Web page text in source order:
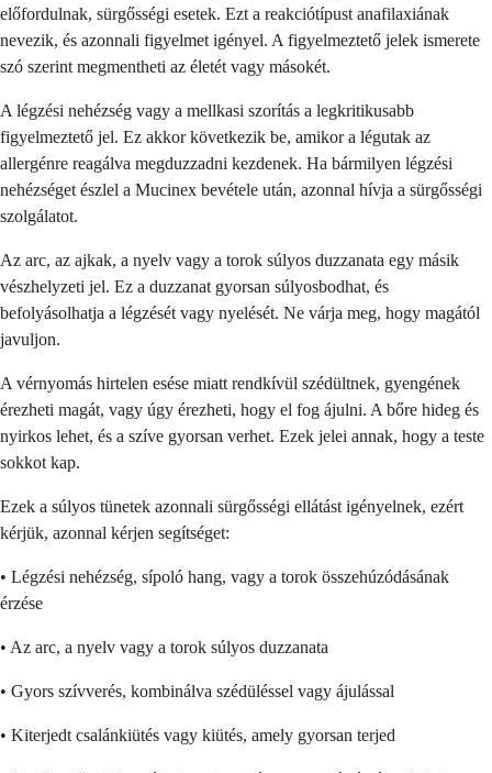
előfordulnak, sürgősségi esetek. Ezt a reakciótípust anafilaxiának
nevezik, és azonnali figyelmet igényel. A figyelmeztető jelek ismerete
szó szerint megmentheti az életét vagy másokét.
A légzési nehézség vagy a mellkasi szorítás a legkritikusabb
figyelmeztető jel. Ez akkor következik be, amikor a légutak az
allergénre reagálva megduzzadni kezdenek. Ha bármilyen légzési
nehézséget észlel a Mucinex bevétele után, azonnal hívja a sürgősségi
szolgálatot.
Az arc, az ajkak, a nyelv vagy a torok súlyos duzzanata egy másik
vészhelyzeti jel. Ez a duzzanat gyorsan súlyosbodhat, és
befolyásolhatja a légzését vagy nyelését. Ne várja meg, hogy magától
javuljon.
A vérnyomás hirtelen esése miatt rendkívül szédültnek, gyengének
érezheti magát, vagy úgy érezheti, hogy el fog ájulni. A bőre hideg és
nyirkos lehet, és a szíve gyorsan verhet. Ezek jelei annak, hogy a teste
sokkot kap.
Ezek a súlyos tünetek azonnali sürgősségi ellátást igényelnek, ezért
kérjük, azonnal kérjen segítséget:
• Légzési nehézség, sípoló hang, vagy a torok összehúzódásának
érzése
• Az arc, a nyelv vagy a torok súlyos duzzanata
• Gyors szívverés, kombinálva szédüléssel vagy ájulással
• Kiterjedt csalánkiütés vagy kiütés, amely gyorsan terjed